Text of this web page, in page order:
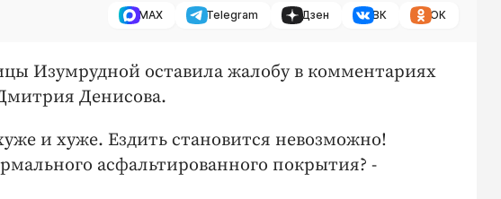
MAX Telegram Дзен ВК ОК
Изумрудной оставила жалобу в комментариях
Денисова.
и хуже. Ездить становится невозможно!
асфальтированного покрытия? -